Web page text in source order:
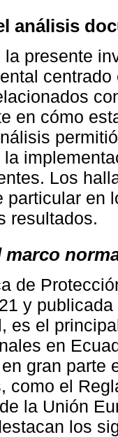
análisis
la presente
en cómo
Los
particular en
resultados.
marco
de
y
es el
en
gran parte
como el
la Unión
los